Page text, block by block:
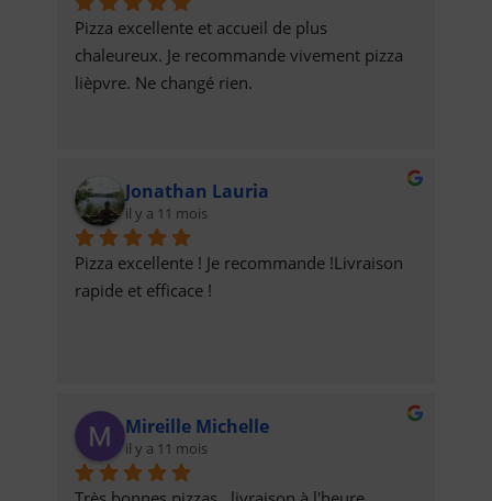
Pizza excellente et accueil de plus
chaleureux. Je recommande vivement pizza
lièpvre. Ne changé rien.
Jonathan Lauria
il y a 11 mois
Pizza excellente ! Je recommande !Livraison
rapide et efficace !
Mireille Michelle
il y a 11 mois